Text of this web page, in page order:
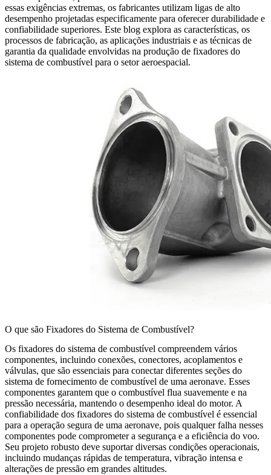
essas exigências extremas, os fabricantes utilizam ligas de alto
desempenho projetadas especificamente para oferecer durabilidade e
confiabilidade superiores. Este blog explora as características, os
processos de fabricação, as aplicações industriais e as técnicas de
garantia da qualidade envolvidas na produção de fixadores do
sistema de combustível para o setor aeroespacial.
O que são Fixadores do Sistema de Combustível?
Os fixadores do sistema de combustível compreendem vários
componentes, incluindo conexões, conectores, acoplamentos e
válvulas, que são essenciais para conectar diferentes seções do
sistema de fornecimento de combustível de uma aeronave. Esses
componentes garantem que o combustível flua suavemente e na
pressão necessária, mantendo o desempenho ideal do motor. A
confiabilidade dos fixadores do sistema de combustível é essencial
para a operação segura de uma aeronave, pois qualquer falha nesses
componentes pode comprometer a segurança e a eficiência do voo.
Seu projeto robusto deve suportar diversas condições operacionais,
incluindo mudanças rápidas de temperatura, vibração intensa e
alterações de pressão em grandes altitudes.